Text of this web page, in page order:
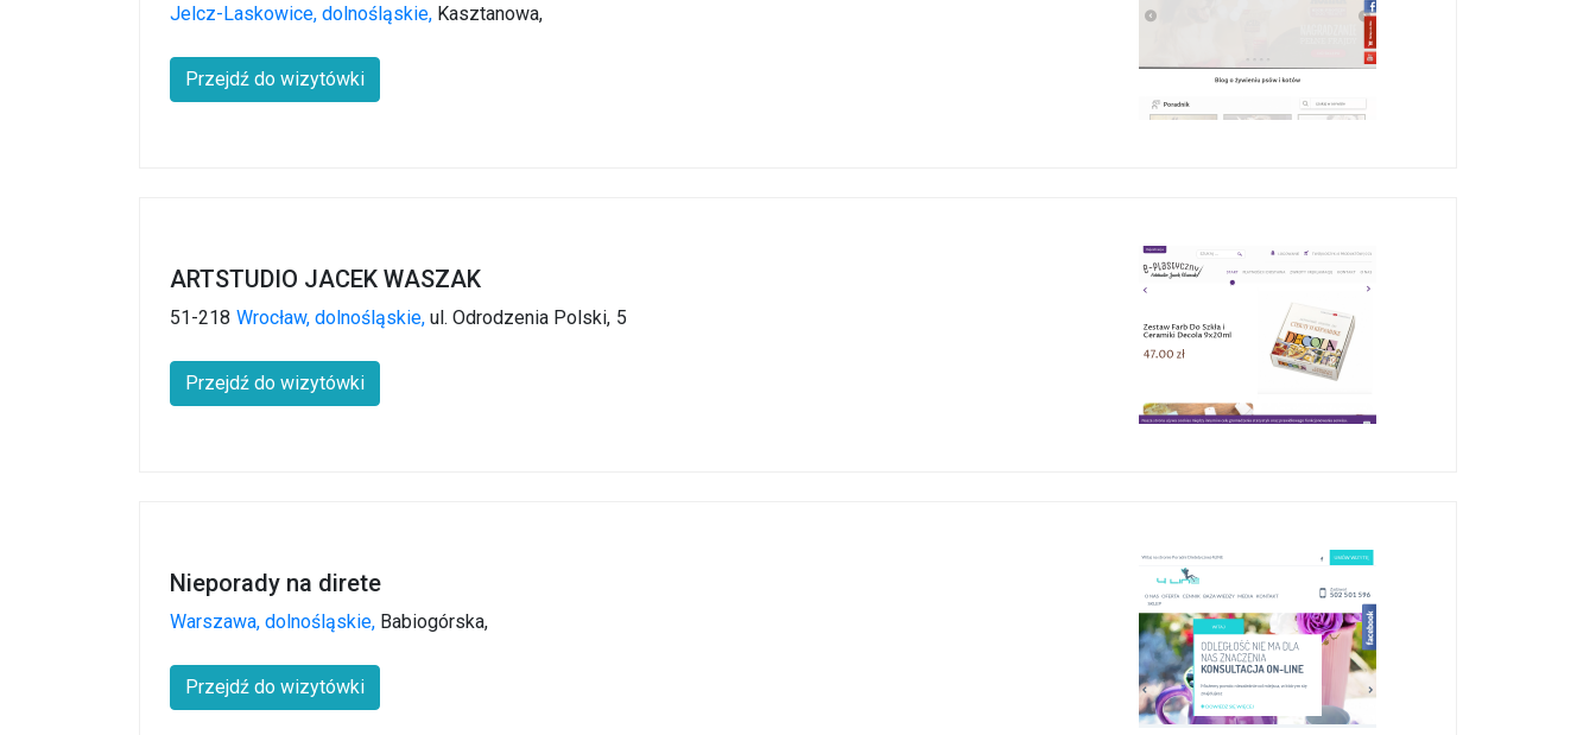
Jelcz-Laskowice, dolnośląskie, Kasztanowa,
Przejdź do wizytówki
ARTSTUDIO JACEK WASZAK
51-218 Wrocław, dolnośląskie, ul. Odrodzenia Polski, 5
Przejdź do wizytówki
Nieporady na direte
Warszawa, dolnośląskie, Babiogórska,
Przejdź do wizytówki